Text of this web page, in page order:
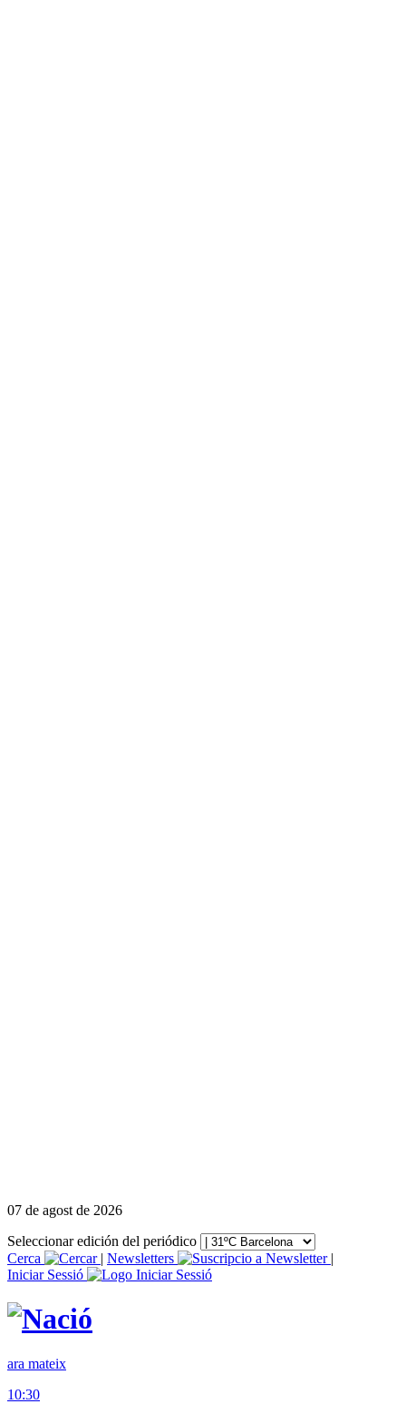
07 de agost de 2026
Seleccionar edición del periódico
Cerca
| Newsletters
|
Iniciar Sessió
ara mateix
10:30